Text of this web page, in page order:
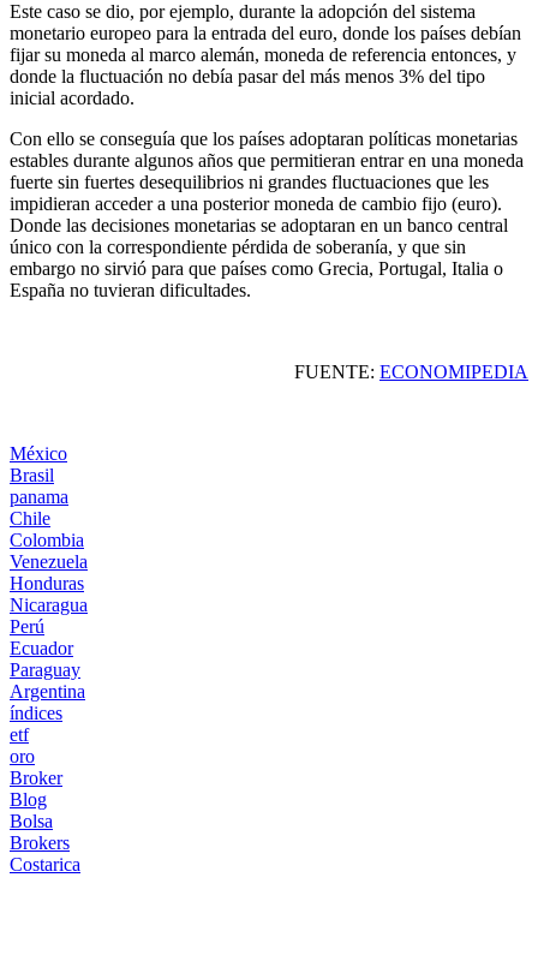
Este caso se dio, por ejemplo, durante la adopción del sistema
monetario europeo para la entrada del euro, donde los países debían
fijar su moneda al marco alemán, moneda de referencia entonces, y
donde la fluctuación no debía pasar del más menos 3% del tipo
inicial acordado.
Con ello se conseguía que los países adoptaran políticas monetarias
estables durante algunos años que permitieran entrar en una moneda
fuerte sin fuertes desequilibrios ni grandes fluctuaciones que les
impidieran acceder a una posterior moneda de cambio fijo (euro).
Donde las decisiones monetarias se adoptaran en un banco central
único con la correspondiente pérdida de soberanía, y que sin
embargo no sirvió para que países como Grecia, Portugal, Italia o
España no tuvieran dificultades.
FUENTE: ECONOMIPEDIA
México
Brasil
panama
Chile
Colombia
Venezuela
Honduras
Nicaragua
Perú
Ecuador
Paraguay
Argentina
índices
etf
oro
Broker
Blog
Bolsa
Brokers
Costarica